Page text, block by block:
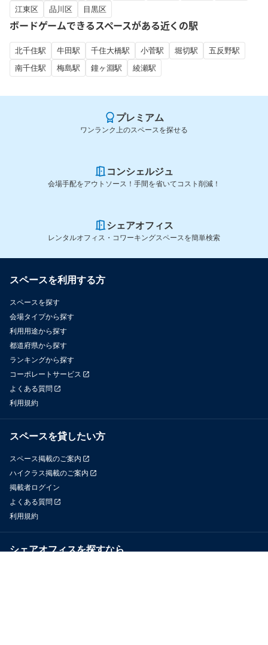
江東区
品川区 目黒区
ボードゲームできるスペースがある近くの駅
北千住駅 牛田駅 千住大橋駅 小菅駅 堀切駅
五反野駅
南千住駅
梅島駅 鐘ヶ淵駅 綾瀬駅
プレミアム
ワンランク上のスペースを探せる
コンシェルジュ
会場手配をアウトソース！手間を省いてコスト削減！
シェアオフィス
レンタルオフィス・コワーキングスペースを簡単検索
スペースを利用する方
スペースを探す
会場タイプから探す
利用用途から探す
都道府県から探す
ランキングから探す
コーポレートサービス
よくある質問
利用規約
スペースを貸したい方
スペース掲載のご案内
ハイクラス掲載のご案内
掲載者ログイン
よくある質問
利用規約
シェアオフィスを探すなら